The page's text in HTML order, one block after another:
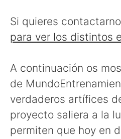
Si quieres
para ver los distintos
A continuación os
de
verdaderos artífices
proyecto saliera a la
permiten que hoy en